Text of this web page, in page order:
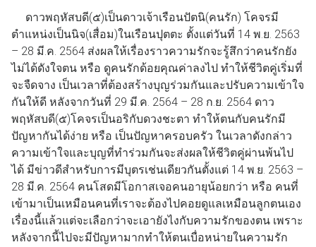
ดาวพฤหัสบดี(๕)เป็นดาวเจ้าเรือนปัตนิ(คนรัก) โคจรมี
ตำแหน่งเป็นนิจ(เสื่อม)ในเรือนปุตตะ ตั้งแต่วันที่ 14 พ.ย. 2563
– 28 มี.ค. 2564 ส่งผลให้เรื่องราวความรักจะรู้สึกว่าคนรักยัง
ไม่ได้ดังใจตน หรือ ดูคนรักด้อยคุณค่าลงไป ทำให้ชีวิตคู่เริ่มที่
จะจืดจาง เป็นเวลาที่ต้องสร้างบุญร่วมกันและปรับความเข้าใจ
กันให้ดี หลังจากวันที่ 29 มี.ค. 2564 – 28 ก.ย. 2564 ดาว
พฤหัสบดี(๕)โคจรเป็นอริกับดวงชะตา ทำให้ตนกับคนรักมี
ปัญหากันได้ง่าย หรือ เป็นปัญหาครอบครัว ในเวลาดังกล่าว
ความเข้าใจและบุญที่ทำร่วมกันจะส่งผลให้ชีวิตคู่ผ่านพ้นไป
ได้ มีข่าวดีสำหรับการมีบุตรเช่นเดียวกันตั้งแต่ 14 พ.ย. 2563 –
28 มี.ค. 2564 คนโสดมีโอกาสเจอคนอายุน้อยกว่า หรือ คนที่
เข้ามาเป็นเหมือนคนที่เราจะต้องไปคอยดูแลเหมือนลูกตนเอง
เรื่องนี้แล้วแต่จะเลือกว่าจะเอายังไงกับความรักของตน เพราะ
หลังจากนี้ไปจะมีปัญหามากทำให้ตนเบื่อหน่ายในความรัก